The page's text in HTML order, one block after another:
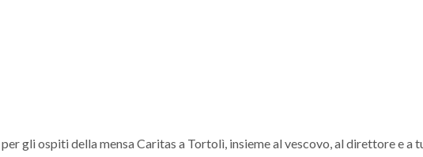
gli ospiti della mensa Caritas a Tortolì, insieme al vescovo, al direttore e a